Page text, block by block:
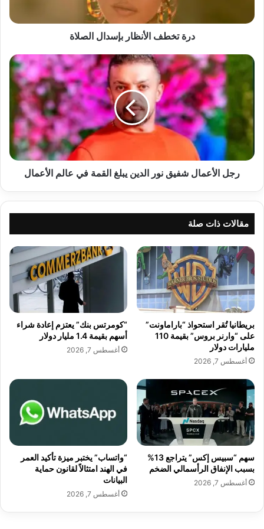
مُشاهدة ومُتابعة فـ مُحب
الــ ساهر مليون منذر يتخطى
درة تخطف الأنظار بإسدال الصلاة
رجل
الأعمال
نور
يبلغ
عالم
الأعمالرجل الأعمال شفيق نور الدين يبلغ القمة في عالم الأعمال
مقالات ذات صلة
بريطانيا تُقر استحواذ “باراماونت”
على “وارنر بروس” بقيمة 110
مليارات دولار
أغسطس 7, 2026
“كومرتس بنك” يعتزم إعادة شراء
أسهم بقيمة 1.4 مليار دولار
أغسطس 7, 2026
سهم “سبيس إكس” يتراجع 13%
بسبب الإنفاق الرأسمالي الضخم
أغسطس 7, 2026
“واتساب” يختبر ميزة تأكيد العمر
في الهند امتثالاً لقانون حماية
البيانات
أغسطس 7, 2026